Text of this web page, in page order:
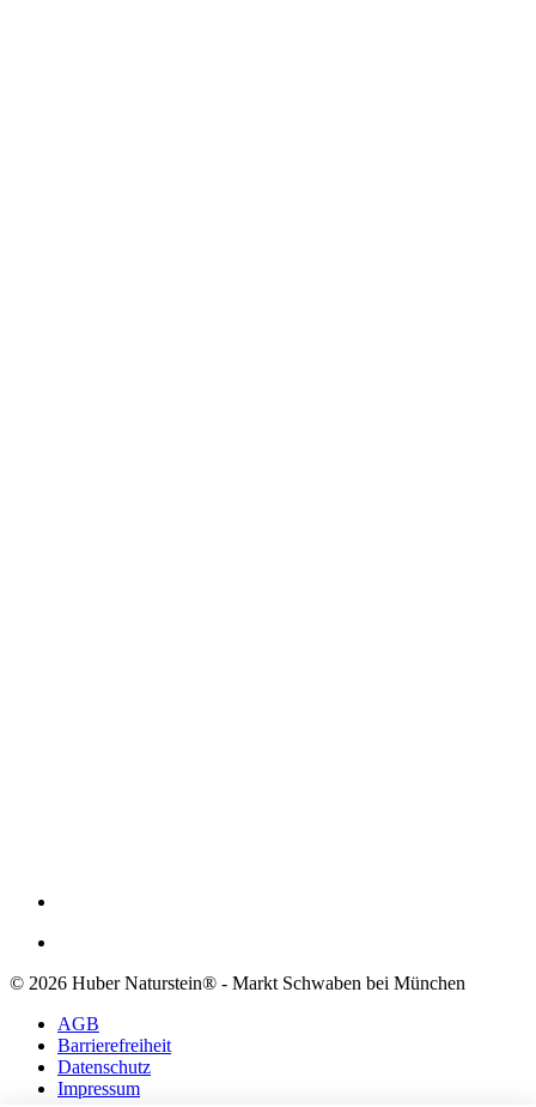
© 2026 Huber Naturstein® - Markt Schwaben bei München
AGB
Barrierefreiheit
Datenschutz
Impressum